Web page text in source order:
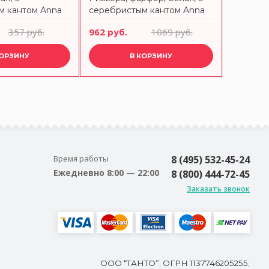
кантом Anna
357 руб.
серебристым кантом Anna
962 руб. 1069 руб.
В КОРЗИНУ
Время работы
Ежедневно 8:00 — 22:00
8 (495) 532-45-24
8 (800) 444-72-45
Заказать звонок
ООО “ТАНТО”; ОГРН 1137746205255;